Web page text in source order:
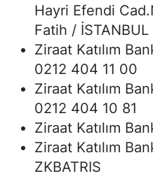
Hayri Efendi
Fatih / İSTANBUL
Ziraat Katılım
0212 404 11 00
Ziraat Katılım
0212 404 10 81
Ziraat Katılım
Ziraat Katılım
ZKBATRIS